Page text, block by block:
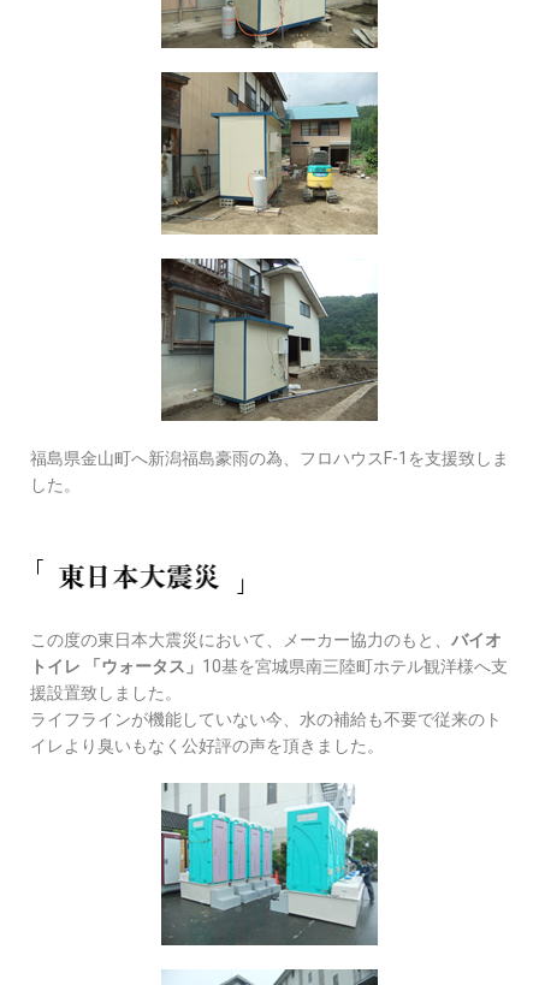
福島県金山町へ新潟福島豪雨の為、フロハウスF-1を支援致しま
した。
この度の東日本大震災において、メーカー協力のもと、 バイオ
トイレ 「ウォータス」 10基を宮城県南三陸町ホテル観洋様へ支
援設置致しました。
ライフラインが機能していない今、水の補給も不要で従来のト
イレより臭いもなく公好評の声を頂きました。